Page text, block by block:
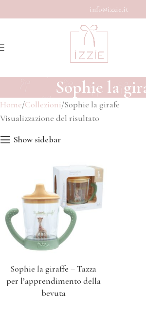
info@izzie.it
Sophie la
Home Collezioni Sophie la girafe
Visualizzazione del risultato
Show sidebar
Sophie la giraffe – Tazza
per l’apprendimento della
bevuta